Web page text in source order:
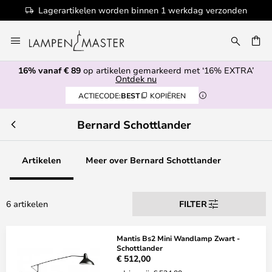
Lagerartikelen worden binnen 1 werkdag verzonden
naar
de
inhoud
16% vanaf € 89 op artikelen gemarkeerd met ‘16% EXTRA’
Ontdek nu
ACTIECODE:BEST KOPIËREN
Bernard Schottlander
Artikelen Meer over Bernard Schottlander
6 artikelen FILTER
Mantis Bs2 Mini Wandlamp Zwart -
Schottlander
€ 512,00